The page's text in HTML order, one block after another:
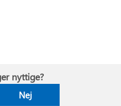
nyttige?
Nej